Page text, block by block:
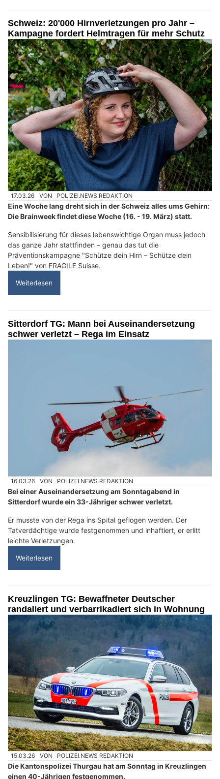
Schweiz: 20'000 Hirnverletzungen pro Jahr –
Kampagne fordert Helmtragen für mehr Schutz
17.03.26 VON POLIZEI.NEWS REDAKTION
Eine Woche lang dreht sich in der Schweiz alles ums Gehirn:
Die Brainweek findet diese Woche (16. - 19. März) statt.
Sensibilisierung für dieses lebenswichtige Organ muss jedoch
das ganze Jahr stattfinden – genau das tut die
Präventionskampagne "Schütze dein Hirn – Schütze dein
Leben!" von FRAGILE Suisse.
Weiterlesen
Sitterdorf TG: Mann bei Auseinandersetzung
schwer verletzt – Rega im Einsatz
16.03.26 VON POLIZEI.NEWS REDAKTION
Bei einer Auseinandersetzung am Sonntagabend in
Sitterdorf wurde ein 33-Jähriger schwer verletzt.
Er musste von der Rega ins Spital geflogen werden. Der
Tatverdächtige wurde festgenommen und inhaftiert, er erlitt
leichte Verletzungen.
Weiterlesen
Kreuzlingen TG: Bewaffneter Deutscher
randaliert und verbarrikadiert sich in Wohnung
15.03.26 VON POLIZEI.NEWS REDAKTION
Die Kantonspolizei Thurgau hat am Sonntag in Kreuzlingen
einen 40-Jährigen festgenommen.